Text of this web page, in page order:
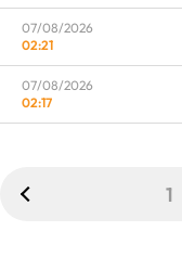
07/08/2026
02:21
07/08/2026
02:17
1